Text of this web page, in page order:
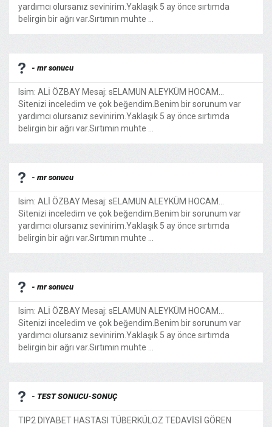
yardımcı olursanız sevinirim.Yaklaşık 5 ay önce sırtımda
belirgin bir ağrı var.Sırtımın muhte ...
- mr sonucu
Isim: ALİ ÖZBAY Mesaj: sELAMUN ALEYKÜM HOCAM...
Sitenizi inceledim ve çok beğendim.Benim bir sorunum var
yardımcı olursanız sevinirim.Yaklaşık 5 ay önce sırtımda
belirgin bir ağrı var.Sırtımın muhte ...
- mr sonucu
Isim: ALİ ÖZBAY Mesaj: sELAMUN ALEYKÜM HOCAM...
Sitenizi inceledim ve çok beğendim.Benim bir sorunum var
yardımcı olursanız sevinirim.Yaklaşık 5 ay önce sırtımda
belirgin bir ağrı var.Sırtımın muhte ...
- mr sonucu
Isim: ALİ ÖZBAY Mesaj: sELAMUN ALEYKÜM HOCAM...
Sitenizi inceledim ve çok beğendim.Benim bir sorunum var
yardımcı olursanız sevinirim.Yaklaşık 5 ay önce sırtımda
belirgin bir ağrı var.Sırtımın muhte ...
- TEST SONUCU-SONUÇ
TIP2 DIYABET HASTASI TÜBERKÜLOZ TEDAVİSİ GÖREN